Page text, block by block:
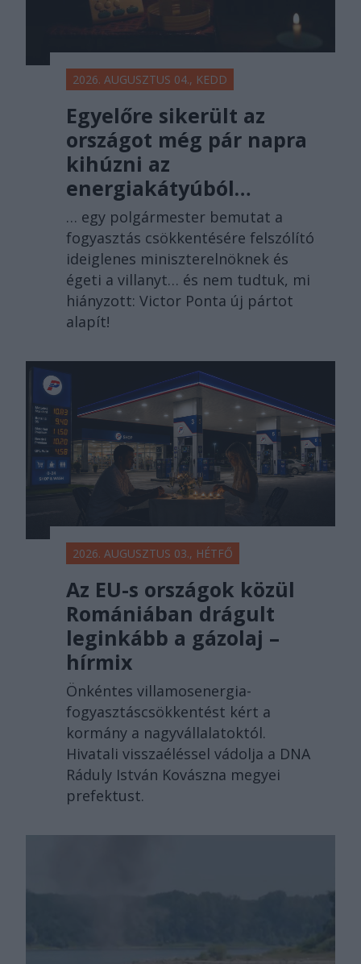
2026. AUGUSZTUS 04., KEDD
Egyelőre sikerült az
országot még pár napra
kihúzni az
energiakátyúból…
… egy polgármester bemutat a
fogyasztás csökkentésére felszólító
ideiglenes miniszterelnöknek és
égeti a villanyt… és nem tudtuk, mi
hiányzott: Victor Ponta új pártot
alapít!
2026. AUGUSZTUS 03., HÉTFŐ
Az EU-s országok közül
Romániában drágult
leginkább a gázolaj –
hírmix
Önkéntes villamosenergia-
fogyasztáscsökkentést kért a
kormány a nagyvállalatoktól.
Hivatali visszaéléssel vádolja a DNA
Ráduly István Kovászna megyei
prefektust.